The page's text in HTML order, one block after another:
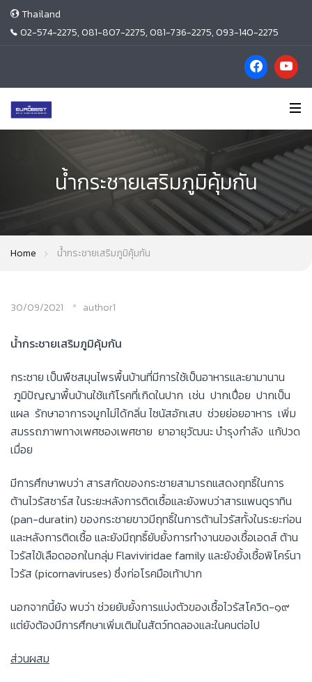
Thailand
02-574-2275, 081-807-2275, 081-736-2275, 093-140-2275
น้ำกระชายเสริมภูมิคุ้มกัน
Home น้ำกระชายเสริมภูมิคุ้มกัน
30/09/2021 author1
น้ำกระชายเสริมภูมิคุ้มกัน
กระชาย เป็นพืชสมุนไพรพื้นบ้านที่มีการใช้เป็นอาหารและยามานาน
ภูมิปัญญาพื้นบ้านใช้แก้โรคที่เกิดในปาก เช่น ปากเปื่อย ปากเป็น
แผล รักษาอาการจมูกไม่ได้กลิ่น ไซนัสอักเสบ ช่วยย่อยอาหาร เพิ่ม
สมรรถภาพทางเพศชองเพศชาย ยาอายุวัฒนะ บำรุงกำลัง แก้ปวด
เมื่อย
มีการศึกษาพบว่า สารสกัดของกระชายสามารถแสดงฤทธิ์ในการ
ต้านไวรัสซาร์ส ในระยะหลังการติดเชื้อและยังพบว่าสารแพนดูราทิน
(pan-duratin) ของกระชายขาวมีฤทธิ์ในการต้านไวรัสทั้งในระยะก่อน
และหลังการติดเชื้อ และยังมีฤทธิ์ยับยั้งการทำงานของเชื้อเอดส์ ต้าน
ไวรัสไข้เลือดออกในกลุ่ม Flaviviridae family และยังยั้งเชื้อพิโคร์นา
ไวรัส (picornaviruses) ซึ่งก่อโรคมือเท้าปาก
นอกจากนี้ยัง พบว่า ช่วยยับยั้งการแบ่งตัวของเชื้อไวรัสโควิด-๑๙
แต่ยังต้องมีการศึกษาเพิ่มเติมในสัตว์ทดลองและในคนต่อไป
ส่วนผสม